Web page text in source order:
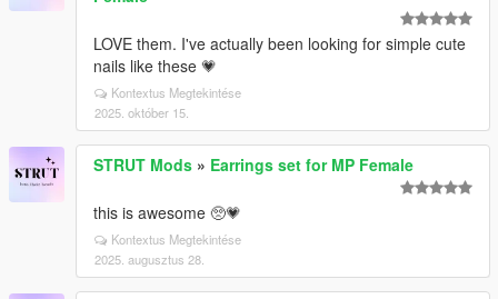
LOVE them. I've actually been looking for simple cute
nails like these 💗
Kontextus Megtekintése
2025. október 15.
STRUT Mods » Earrings set for MP Female
this is awesome 🥺💗
Kontextus Megtekintése
2025. augusztus 28.